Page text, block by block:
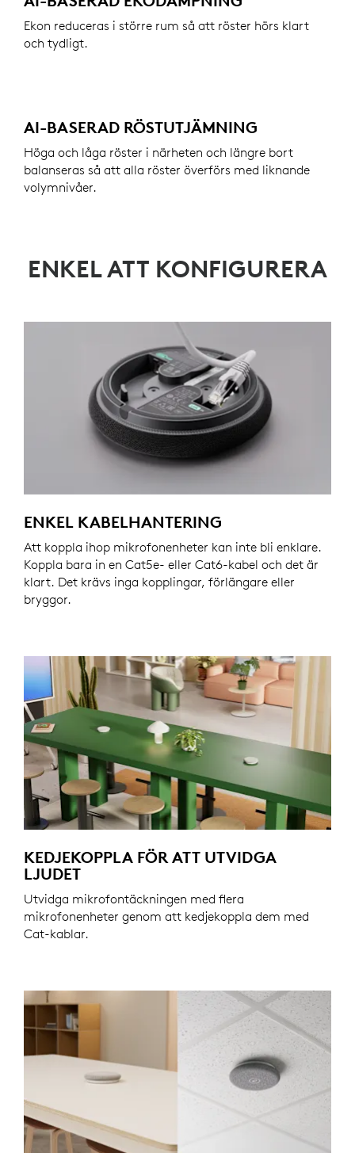
Ekon reduceras i större rum så att röster hörs klart
och tydligt.
AI-BASERAD RÖSTUTJÄMNING
Höga och låga röster i närheten och längre bort
balanseras så att alla röster överförs med liknande
volymnivåer.
ENKEL ATT KONFIGURERA
ENKEL KABELHANTERING
Att koppla ihop mikrofonenheter kan inte bli enklare.
Koppla bara in en Cat5e- eller Cat6-kabel och det är
klart. Det krävs inga kopplingar, förlängare eller
bryggor.
KEDJEKOPPLA FÖR ATT UTVIDGA
LJUDET
Utvidga mikrofontäckningen med flera
mikrofonenheter genom att kedjekoppla dem med
Cat-kablar.